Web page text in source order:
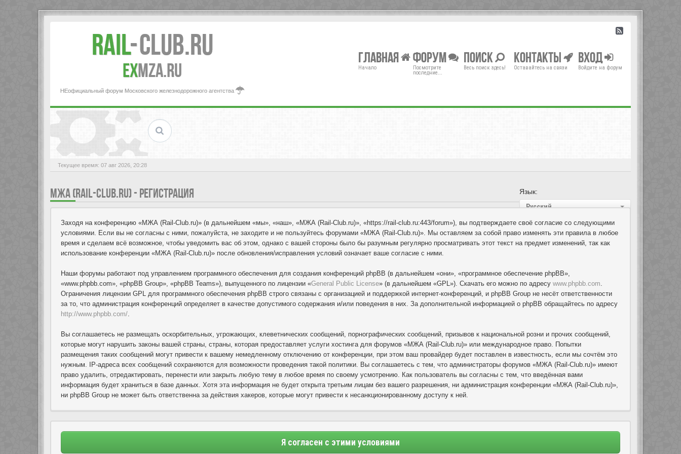
Rail-Club.RU
exMZA.RU
НЕофициальный форум Московского железнодорожного агентства
Главная
Начало
Форум
Посмотрите
последние...
Поиск
Весь поиск здесь!
Контакты
Оставайтесь на связи
Вход
Войдите на форум
Текущее время: 07 авг 2026, 20:28
Язык:
Русский
МЖА (RAIL-CLUB.RU) - РЕГИСТРАЦИЯ
Заходя на конференцию «МЖА (Rail-Club.ru)» (в дальнейшем «мы», «наш», «МЖА (Rail-Club.ru)», «https://rail-club.ru:443/forum»), вы подтверждаете своё согласие со следующими
условиями. Если вы не согласны с ними, пожалуйста, не заходите и не пользуйтесь форумами «МЖА (Rail-Club.ru)». Мы оставляем за собой право изменять эти правила в любое
время и сделаем всё возможное, чтобы уведомить вас об этом, однако с вашей стороны было бы разумным регулярно просматривать этот текст на предмет изменений, так как
использование конференции «МЖА (Rail-Club.ru)» после обновления/исправления условий означает ваше согласие с ними.
Наши форумы работают под управлением программного обеспечения для создания конференций phpBB (в дальнейшем «они», «программное обеспечение phpBB»,
«www.phpbb.com», «phpBB Group», «phpBB Teams»), выпущенного по лицензии «General Public License» (в дальнейшем «GPL»). Скачать его можно по адресу www.phpbb.com.
Ограничения лицензии GPL для программного обеспечения phpBB строго связаны с организацией и поддержкой интернет-конференций, и phpBB Group не несёт ответственности
за то, что администрация конференций определяет в качестве допустимого содержания и/или поведения в них. За дополнительной информацией о phpBB обращайтесь по адресу
http://www.phpbb.com/.
Вы соглашаетесь не размещать оскорбительных, угрожающих, клеветнических сообщений, порнографических сообщений, призывов к национальной розни и прочих сообщений,
которые могут нарушить законы вашей страны, страны, которая предоставляет услуги хостинга для форумов «МЖА (Rail-Club.ru)» или международное право. Попытки
размещения таких сообщений могут привести к вашему немедленному отключению от конференции, при этом ваш провайдер будет поставлен в известность, если мы сочтём это
нужным. IP-адреса всех сообщений сохраняются для возможности проведения такой политики. Вы соглашаетесь с тем, что администраторы форумов «МЖА (Rail-Club.ru)» имеют
право удалить, отредактировать, перенести или закрыть любую тему в любое время по своему усмотрению. Как пользователь вы согласны с тем, что введённая вами
информация будет храниться в базе данных. Хотя эта информация не будет открыта третьим лицам без вашего разрешения, ни администрация конференции «МЖА (Rail-Club.ru)»,
ни phpBB Group не может быть ответственна за действия хакеров, которые могут привести к несанкционированному доступу к ней.
Я согласен с этими условиями